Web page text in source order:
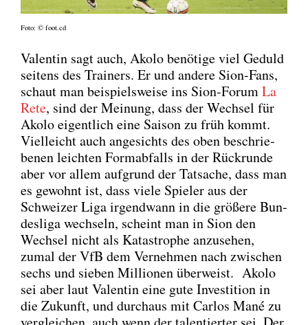
Foto: © foot.cd
Valen­tin sagt auch, Ako­lo benö­ti­ge viel Geduld
sei­tens des Trai­ners. Er und ande­re Sion-Fans,
schaut man bei­spiels­wei­se ins Sion-ForumLa
Rete, sind der Mei­nung, dass der Wech­sel für
Ako­lo eigent­lich eine Sai­son zu früh kommt.
Viel­leicht auch ange­sichts des oben beschrie­
be­nen leich­ten Form­ab­falls in der Rück­run­de
aber vor allem auf­grund der Tat­sa­che, dass man
es gewohnt ist, dass vie­le Spie­ler aus der
Schwei­zer Liga irgend­wann in die grö­ße­re Bun­
des­li­ga wech­seln, scheint man in Sion den
Wech­sel nicht als Kata­stro­phe anzu­se­hen,
zumal der VfB dem Ver­neh­men nach zwi­schen
sechs und sie­ben Mil­lio­nen über­weist. Ako­lo
sei aber laut Valen­tin eine gute Inves­ti­ti­on in
die Zukunft, und durch­aus mit Car­los Mané zu